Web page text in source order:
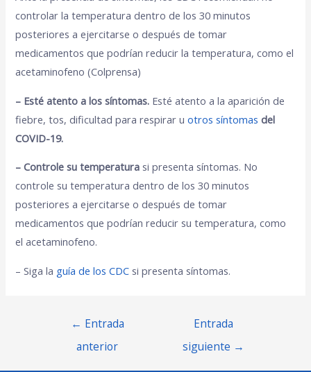
controlar la temperatura dentro de los 30 minutos
posteriores a ejercitarse o después de tomar
medicamentos que podrían reducir la temperatura, como el
acetaminofeno (Colprensa)
– Esté atento a los síntomas. Esté atento a la aparición de
fiebre, tos, dificultad para respirar uotros síntomas del
COVID-19.
– Controle su temperatura si presenta síntomas. No
controle su temperatura dentro de los 30 minutos
posteriores a ejercitarse o después de tomar
medicamentos que podrían reducir su temperatura, como
el acetaminofeno.
– Siga la guía de los CDC si presenta síntomas.
← Entrada
anterior
Entrada
siguiente →